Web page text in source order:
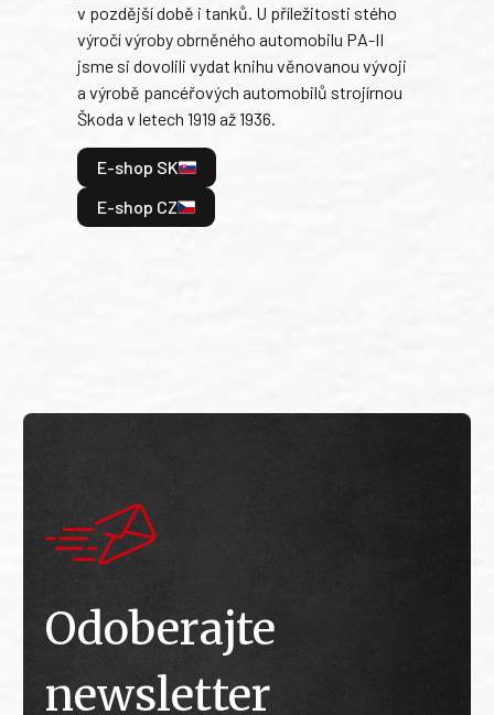
v pozdější době i tanků. U příležitosti stého
výročí výroby obrněného automobilu PA-II
jsme si dovolili vydat knihu věnovanou vývoji
a výrobě pancéřových automobilů strojírnou
Škoda v letech 1919 až 1936.
E-shop SK
E-shop CZ
Odoberajte
newsletter